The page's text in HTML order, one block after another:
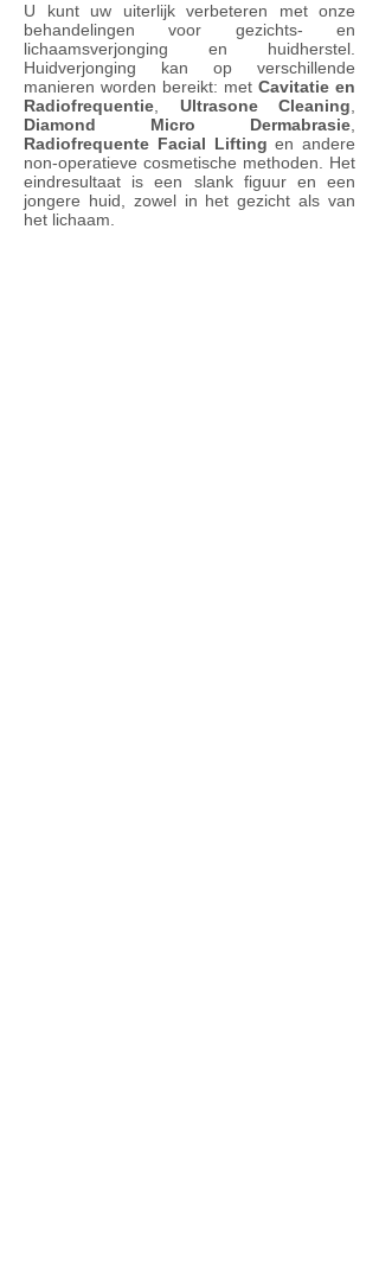
U kunt uw uiterlijk verbeteren met onze
behandelingen voor gezichts- en
lichaamsverjonging en huidherstel.
Huidverjonging kan op verschillende
manieren worden bereikt: met Cavitatie en
Radiofrequentie
Ultrasone Cleaning
Diamond Micro Dermabrasie
Radiofrequente Facial Lifting en andere
non-operatieve cosmetische methoden. Het
eindresultaat is een slank figuur en een
jongere huid, zowel in het gezicht als van
het lichaam.